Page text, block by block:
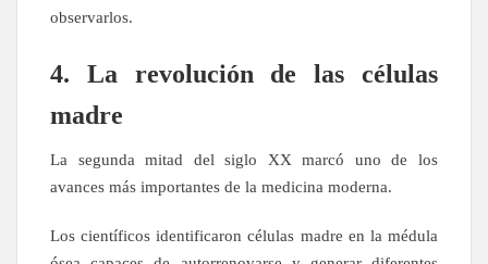
observarlos.
4. La revolución de las células
madre
La segunda mitad del siglo XX marcó uno de los
avances más importantes de la medicina moderna.
Los científicos identificaron células madre en la médula